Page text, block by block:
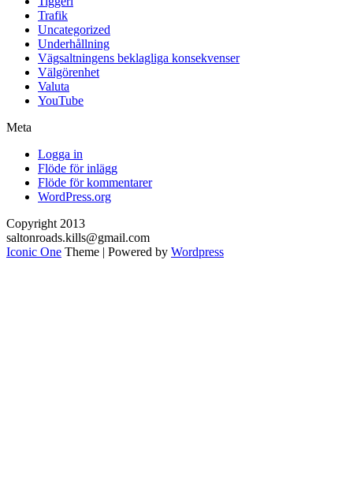
Trafik
Uncategorized
Underhållning
Vägsaltningens beklagliga konsekvenser
Välgörenhet
Valuta
YouTube
Meta
Logga in
Flöde för inlägg
Flöde för kommentarer
WordPress.org
Copyright 2013
saltonroads.kills@gmail.com
Iconic One Theme | Powered by Wordpress